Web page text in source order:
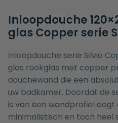
Inloopdouche
glas Copper serie
Inloopdouche serie Silvio
glas rookglas met copper
douchewand die een
uw badkamer. Doordat de
is van een wandprofiel
minimalistisch en toch heel